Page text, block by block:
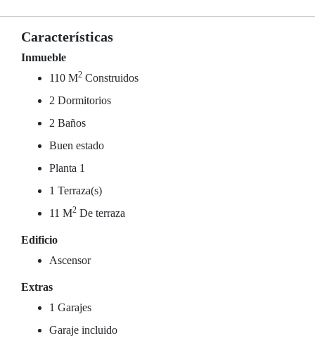
Características
Inmueble
110 M2 Construidos
2 Dormitorios
2 Baños
Buen estado
Planta 1
1 Terraza(s)
11 M2 De terraza
Edificio
Ascensor
Extras
1 Garajes
Garaje incluido